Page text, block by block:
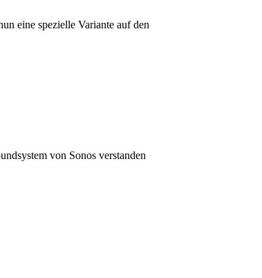
eine spezielle Variante auf den
von Sonos verstanden